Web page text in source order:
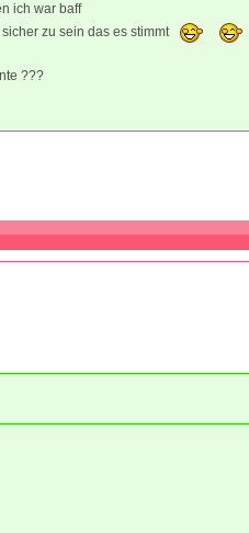
ich war baff
zu sein das es stimmt
???